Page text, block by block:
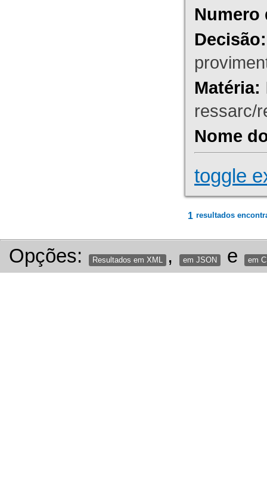
Numero
Decisão:
Matéria:
ressarc/
Nome
toggle
1 resultados
Opções: Resultados em XML , em JSON e em